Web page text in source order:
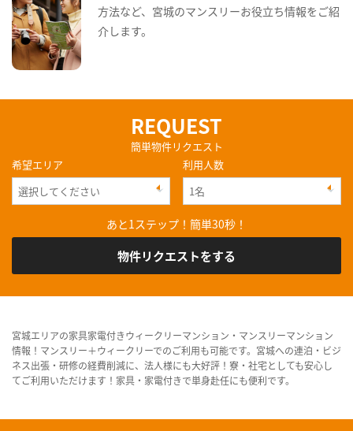
方法など、宮城のマンスリーお役立ち情報をご紹
介します。
REQUEST
簡単物件リクエスト
希望エリア
利用人数
あと1ステップ！簡単30秒！
物件リクエストをする
宮城エリアの家具家電付きウィークリーマンション・マンスリーマンション
情報！マンスリー＋ウィークリーでのご利用も可能です。宮城への連泊・ビジ
ネス出張・研修の経費削減に、法人様にも大好評！寮・社宅としても安心し
てご利用いただけます！家具・家電付きで単身赴任にも便利です。